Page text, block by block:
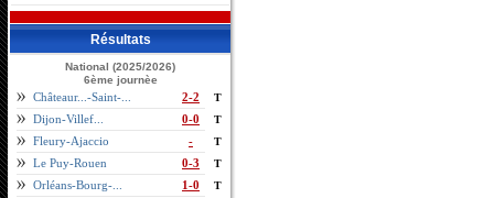
Résultats
National (2025/2026)
6ème journèe
Châteaur...-Saint-... 2-2 T
Dijon-Villef... 0-0 T
Fleury-Ajaccio - T
Le Puy-Rouen 0-3 T
Orléans-Bourg-... 1-0 T